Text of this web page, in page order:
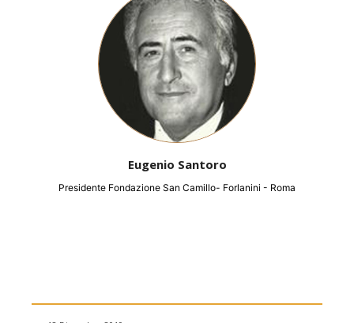
Eugenio Santoro
Presidente Fondazione San Camillo- Forlanini - Roma